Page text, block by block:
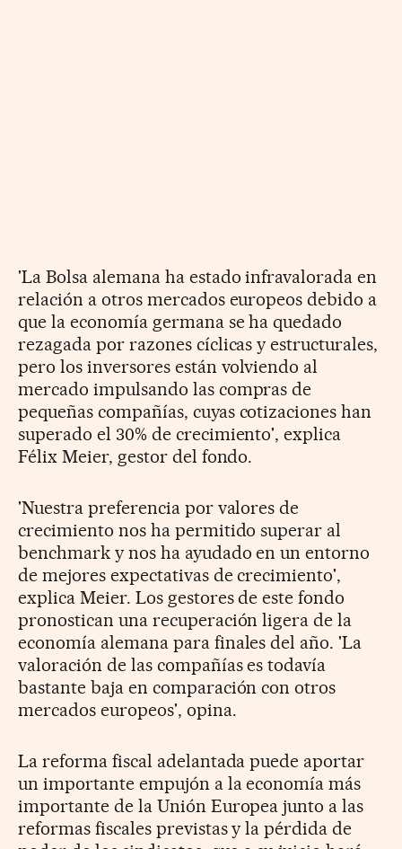
'La Bolsa alemana ha estado infravalorada en
relación a otros mercados europeos debido a
que la economía germana se ha quedado
rezagada por razones cíclicas y estructurales,
pero los inversores están volviendo al
mercado impulsando las compras de
pequeñas compañías, cuyas cotizaciones han
superado el 30% de crecimiento', explica
Félix Meier, gestor del fondo.
'Nuestra preferencia por valores de
crecimiento nos ha permitido superar al
benchmark y nos ha ayudado en un entorno
de mejores expectativas de crecimiento',
explica Meier. Los gestores de este fondo
pronostican una recuperación ligera de la
economía alemana para finales del año. 'La
valoración de las compañías es todavía
bastante baja en comparación con otros
mercados europeos', opina.
La reforma fiscal adelantada puede aportar
un importante empujón a la economía más
importante de la Unión Europea junto a las
reformas fiscales previstas y la pérdida de